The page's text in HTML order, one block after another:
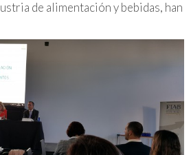
de alimentación y bebidas, han